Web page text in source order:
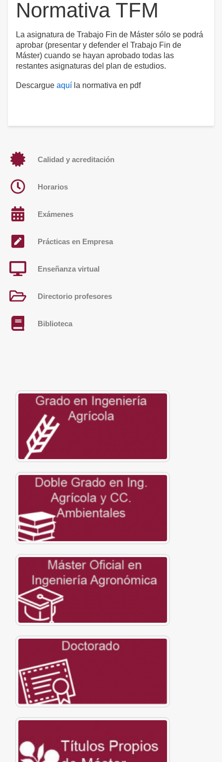
Normativa TFM
La asignatura de Trabajo Fin de Máster sólo se podrá
aprobar (presentar y defender el Trabajo Fin de
Máster) cuando se hayan aprobado todas las
restantes asignaturas del plan de estudios.
Descargue aquí la normativa en pdf
Calidad y acreditación
Horarios
Exámenes
Prácticas en Empresa
Enseñanza virtual
Directorio profesores
Biblioteca